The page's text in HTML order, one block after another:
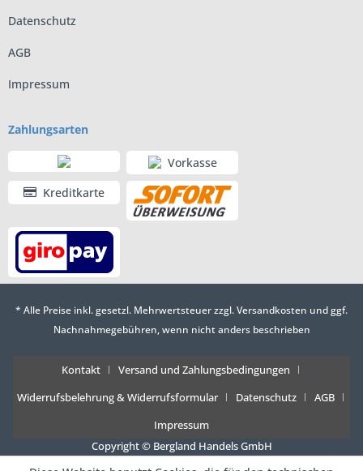
Datenschutz
AGB
Impressum
Zahlungsarten
Vorkasse
Kreditkarte
* Alle Preise inkl. gesetzl. Mehrwertsteuer zzgl.Versandkosten und ggf.
Nachnahmegebühren, wenn nicht anders beschrieben
Kontakt
Versand und Zahlungsbedingungen
Widerrufsbelehrung & Widerrufsformular
Datenschutz
AGB
Impressum
Copyright © Bergland Handels GmbH